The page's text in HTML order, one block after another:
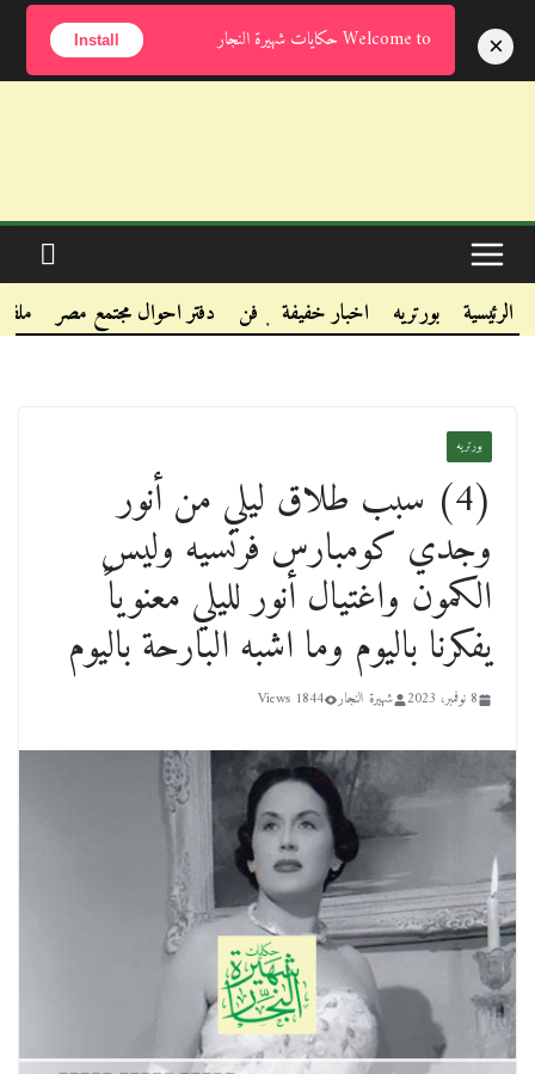
الخميس, أغسطس 6, 2026
.
.
الرئيسية بورتريه اخبار خفيفة فن دفتر احوال مجتمع مصر
بورتريه
(4) سبب طلاق ليلي من أنور
وجدي كومبارس فرنسيه وليس
الكمون واغتيال أنور لليلي معنوياً
يفكرنا باليوم وما اشبه البارحة باليوم
8 نوفمبر، 2023 شهيرة النجار 1844 Views
Welcome to حكايات شهيرة النجار Install ×